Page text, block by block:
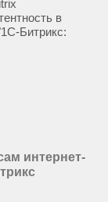
в
Битрикс:
интернет-